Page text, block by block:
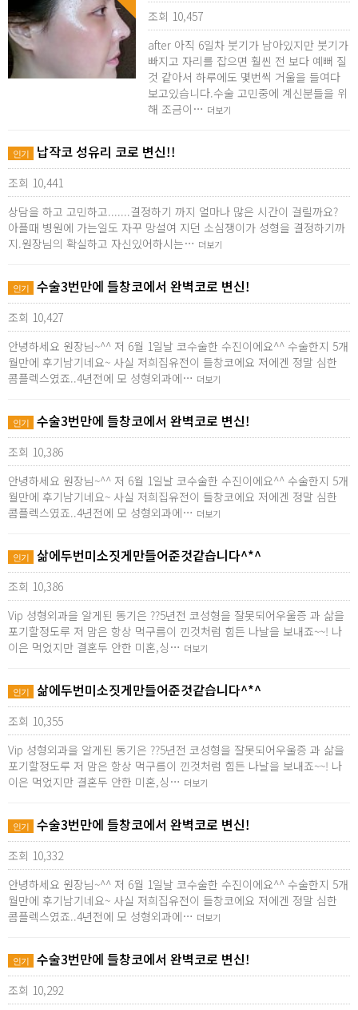
조회 10,457
after 아직 6일차 붓기가 남아있지만 붓기가
빠지고 자리를 잡으면 훨씬 전 보다 예뻐 질
것 같아서 하루에도 몇번씩 거울을 들여다
보고있습니다.수술 고민중에 계신분들을 위
해 조금이… 더보기
인기 납작코 성유리 코로 변신!!
조회 10,441
상담을 하고 고민하고.......결정하기 까지 얼마나 많은 시간이 걸릴까요?
아플때 병원에 가는일도 자꾸 망설여 지던 소심쟁이가 성형을 결정하기까
지.원장님의 확실하고 자신있어하시는… 더보기
인기 수술3번만에 들창코에서 완벽코로 변신!
조회 10,427
안녕하세요 원장님~^^ 저 6월 1일날 코수술한 수진이에요^^ 수술한지 5개
월만에 후기남기네요~ 사실 저희집유전이 들창코에요 저에겐 정말 심한
콤플렉스였죠..4년전에 모 성형외과에… 더보기
인기 수술3번만에 들창코에서 완벽코로 변신!
조회 10,386
안녕하세요 원장님~^^ 저 6월 1일날 코수술한 수진이에요^^ 수술한지 5개
월만에 후기남기네요~ 사실 저희집유전이 들창코에요 저에겐 정말 심한
콤플렉스였죠..4년전에 모 성형외과에… 더보기
인기 삶에두번미소짓게만들어준것같습니다^*^
조회 10,386
Vip 성형외과을 알게된 동기은 ??5년전 코성형을 잘못되어우울증 과 삶을
포기할정도루 저 맘은 항상 먹구름이 낀것처럼 힘든 나날을 보내죠~~! 나
이은 먹었지만 결혼두 안한 미혼,싱… 더보기
인기 삶에두번미소짓게만들어준것같습니다^*^
조회 10,355
Vip 성형외과을 알게된 동기은 ??5년전 코성형을 잘못되어우울증 과 삶을
포기할정도루 저 맘은 항상 먹구름이 낀것처럼 힘든 나날을 보내죠~~! 나
이은 먹었지만 결혼두 안한 미혼,싱… 더보기
인기 수술3번만에 들창코에서 완벽코로 변신!
조회 10,332
안녕하세요 원장님~^^ 저 6월 1일날 코수술한 수진이에요^^ 수술한지 5개
월만에 후기남기네요~ 사실 저희집유전이 들창코에요 저에겐 정말 심한
콤플렉스였죠..4년전에 모 성형외과에… 더보기
인기 수술3번만에 들창코에서 완벽코로 변신!
조회 10,292